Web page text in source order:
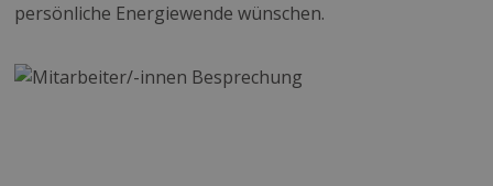
persönliche Energiewende wünschen.